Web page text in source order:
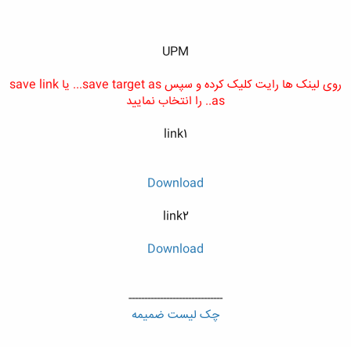
UPM
روی لینک ها رایت کلیک کرده و سپس save target as... یا save link
as.. را انتخاب نمایید
link1
Download
link2
Download
------------------------------
چک لیست ضمیمه